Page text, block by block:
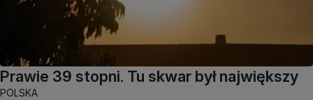
Prawie 39 stopni. Tu skwar był największy
POLSKA